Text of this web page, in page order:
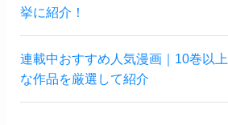
挙に紹介！
連載中おすすめ人気漫画｜10巻以
な作品を厳選して紹介